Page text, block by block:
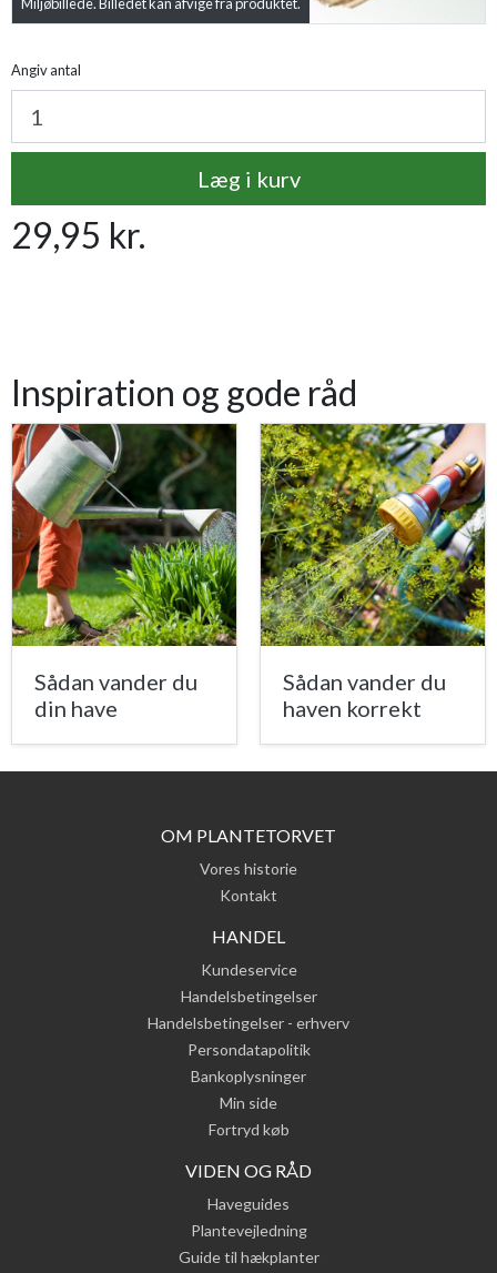
Miljøbillede. Billedet kan afvige fra produktet.
Angiv antal
Læg i kurv
29,95 kr.
Inspiration og gode råd
Sådan vander du
din have
Sådan vander du
haven korrekt
OM PLANTETORVET
Vores historie
Kontakt
HANDEL
Kundeservice
Handelsbetingelser
Handelsbetingelser - erhverv
Persondatapolitik
Bankoplysninger
Min side
Fortryd køb
VIDEN OG RÅD
Haveguides
Plantevejledning
Guide til hækplanter